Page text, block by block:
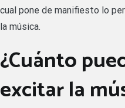
cual pone de manifiesto lo
la música.
¿Cuánto
excitar la